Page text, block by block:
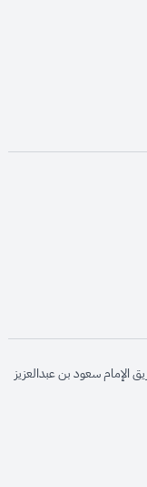
opens in
الإمام سعود بن عبدالعزيز